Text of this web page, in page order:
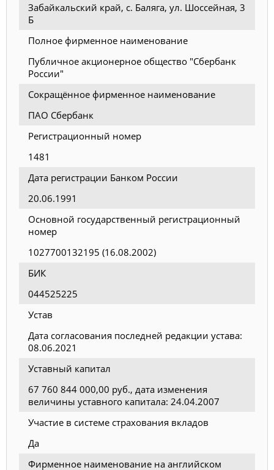
Забайкальский край, с. Баляга, ул. Шоссейная, 3
Б
Полное фирменное наименование
Публичное акционерное общество "Сбербанк
России"
Сокращённое фирменное наименование
ПАО Сбербанк
Регистрационный номер
1481
Дата регистрации Банком России
20.06.1991
Основной государственный регистрационный
номер
1027700132195 (16.08.2002)
БИК
044525225
Устав
Дата согласования последней редакции устава:
08.06.2021
Уставный капитал
67 760 844 000,00 руб., дата изменения
величины уставного капитала: 24.04.2007
Участие в системе страхования вкладов
Да
Фирменное наименование на английском